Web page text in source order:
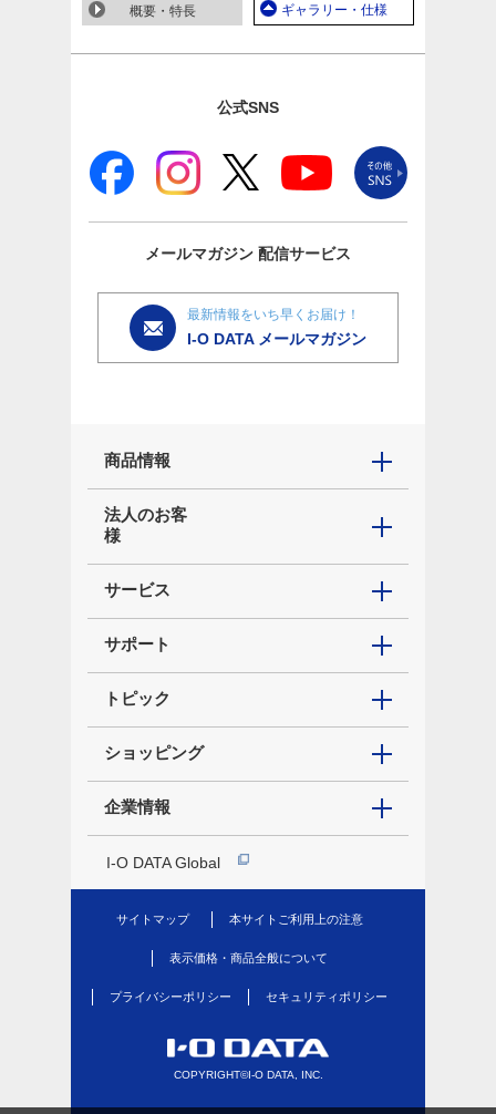
概要・特長 ギャラリー・仕様
公式SNS
メールマガジン 配信サービス
最新情報をいち早くお届け！
I-O DATA メールマガジン
商品情報
法人のお客
様
サービス
サポート
トピック
ショッピング
企業情報
I-O DATA Global
サイトマップ 本サイトご利用上の注意
表示価格・商品全般について
プライバシーポリシー セキュリティポリシー
COPYRIGHT©I-O DATA, INC.